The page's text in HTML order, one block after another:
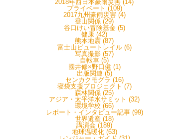
2018年西日本豪雨災害 (14)
プライベート (109)
2017九州豪雨災害 (4)
登山関係 (29)
谷口けい冒険基金 (5)
健康 (42)
熊本地震 (87)
富士山ビュートレイル (6)
写真撮影 (57)
自転車 (5)
國井修×野口健 (1)
出版関連 (5)
センカクモグラ (16)
寝袋支援プロジェクト (7)
森林関係 (25)
アジア・太平洋水サミット (32)
環境学校 (66)
レポート・インタビュー記事 (99)
世界遺産 (18)
講演会 (189)
地球温暖化 (63)